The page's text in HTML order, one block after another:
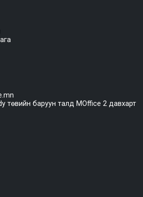
төвийн баруун талд MOffice 2 давхарт